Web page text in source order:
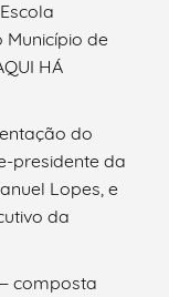
de
HÁ
do
presidente da
Lopes, e
da
composta